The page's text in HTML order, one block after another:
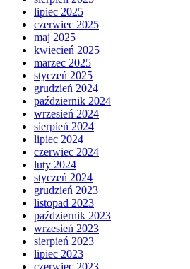
lipiec 2025
czerwiec 2025
maj 2025
kwiecień 2025
marzec 2025
styczeń 2025
grudzień 2024
październik 2024
wrzesień 2024
sierpień 2024
lipiec 2024
czerwiec 2024
luty 2024
styczeń 2024
grudzień 2023
listopad 2023
październik 2023
wrzesień 2023
sierpień 2023
lipiec 2023